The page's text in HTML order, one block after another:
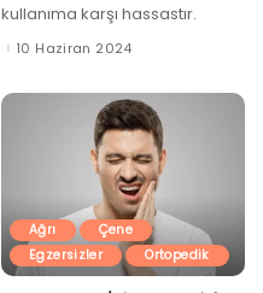
kullanıma karşı hassastır.
10 Haziran 2024
Ağrı
Çene
Egzersizler
Ortopedik